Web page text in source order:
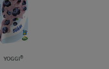
YOGGI®